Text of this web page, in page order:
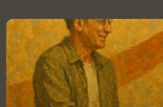
Ubicación de
Cómo llegar